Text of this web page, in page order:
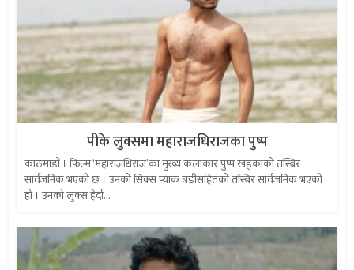
पीके लुक्समा महाराजधिराजका पुष्प
काठमाडौं । फिल्म ‘महाराजधिराज’का मुख्य कलाकार पुष्प खड्काको तस्बिर
सार्वजनिक भएको छ । उनको सिक्स प्याक बडीसहितको तस्बिर सार्वजनिक भएको
हो । उनको लुक्स हेर्दा...